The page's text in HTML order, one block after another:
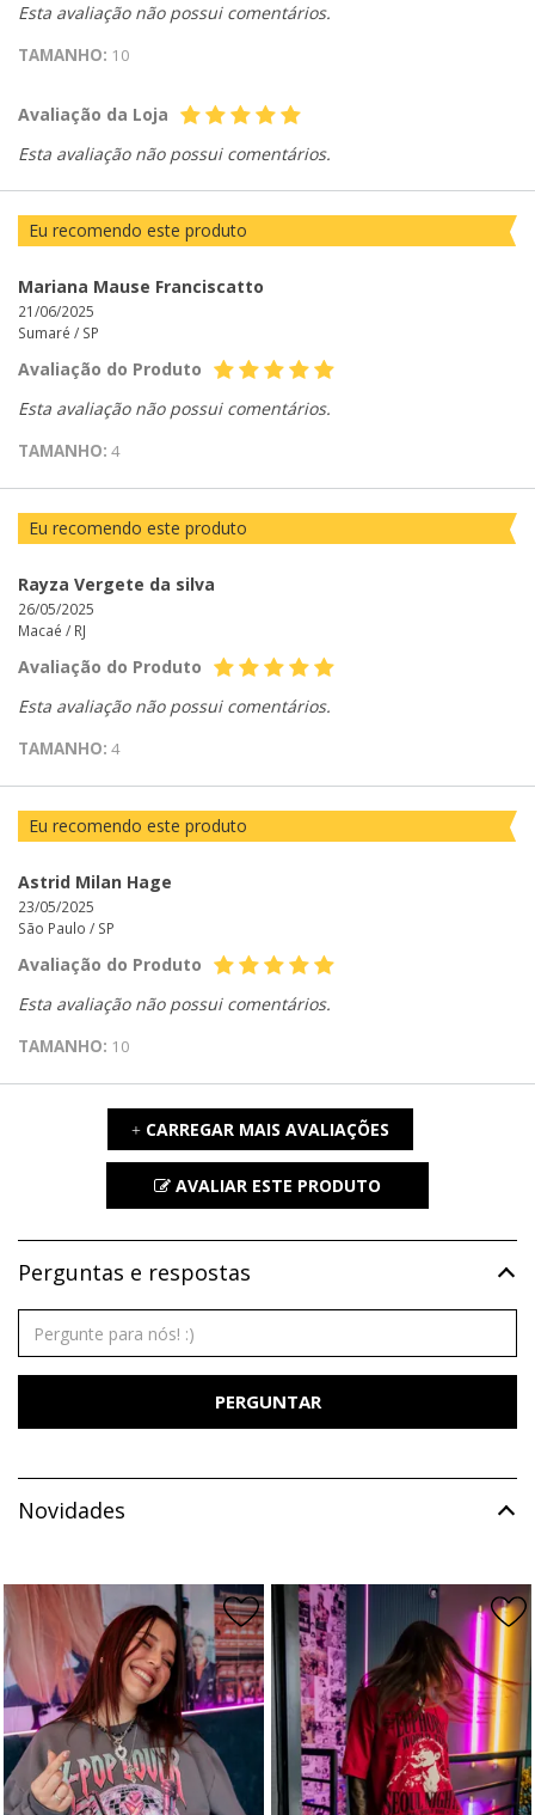
Esta avaliação não possui comentários.
TAMANHO: 10
Avaliação da Loja
Esta avaliação não possui comentários.
Eu recomendo este produto
Mariana Mause Franciscatto
21/06/2025
Sumaré / SP
Avaliação do Produto
Esta avaliação não possui comentários.
TAMANHO: 4
Eu recomendo este produto
Rayza Vergete da silva
26/05/2025
Macaé / RJ
Avaliação do Produto
Esta avaliação não possui comentários.
TAMANHO: 4
Eu recomendo este produto
Astrid Milan Hage
23/05/2025
São Paulo / SP
Avaliação do Produto
Esta avaliação não possui comentários.
TAMANHO: 10
+ CARREGAR MAIS AVALIAÇÕES
AVALIAR ESTE PRODUTO
Perguntas e respostas
PERGUNTAR
Novidades